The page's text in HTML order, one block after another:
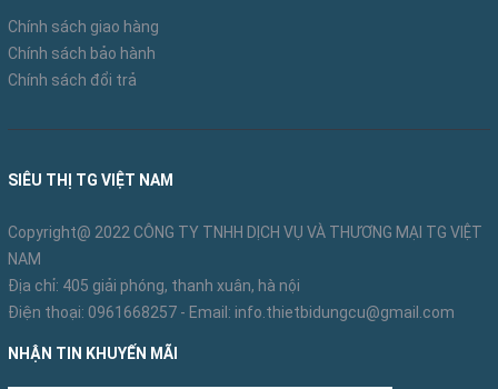
Chính sách giao hàng
Chính sách bảo hành
Chính sách đổi trả
SIÊU THỊ TG VIỆT NAM
Copyright@ 2022 CÔNG TY TNHH DỊCH VỤ VÀ THƯƠNG MẠI TG VIỆT
NAM
Địa chỉ: 405 giải phóng, thanh xuân, hà nội
Điện thoại: 0961668257 - Email: info.thietbidungcu@gmail.com
NHẬN TIN KHUYẾN MÃI